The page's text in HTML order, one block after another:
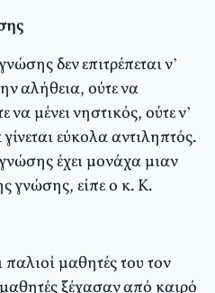
δεν επιτρέπεται ν’
αλήθεια, ούτε να
μένει νηστικός, ούτε ν’
γίνεται εύκολα αντιληπτός.
έχει μονάχα μιαν
γνώσης, είπε ο κ. Κ.
μαθητές του τον
ξέχασαν από καιρό